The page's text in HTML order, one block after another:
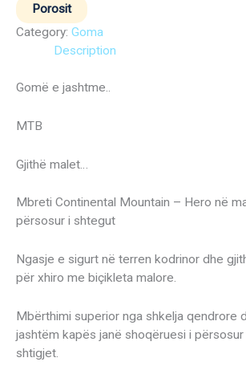
Porosit
Category: Goma
Description
Gomë e jashtme..
MTB
Gjithë malet…
Mbreti Continental Mountain – Hero në
përsosur i shtegut
Ngasje e sigurt në terren kodrinor dhe
për xhiro me biçikleta malore.
Mbërthimi superior nga shkelja qendrore
jashtëm kapës janë shoqëruesi i
shtigjet.